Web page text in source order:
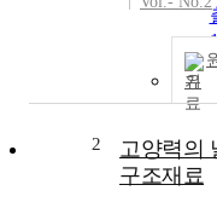
기
2
고양력의
구조재료